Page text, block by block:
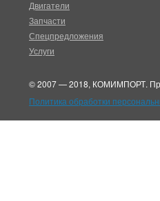
Двигатели
Запчасти
Спецпредложения
Услуги
© 2007 — 2018, КОМИМПОРТ.
Политика обработки